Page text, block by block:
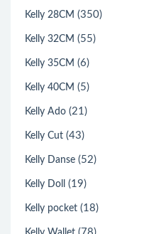
Kelly 28CM (350)
Kelly 32CM (55)
Kelly 35CM (6)
Kelly 40CM (5)
Kelly Ado (21)
Kelly Cut (43)
Kelly Danse (52)
Kelly Doll (19)
Kelly pocket (18)